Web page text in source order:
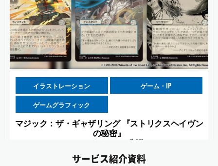
イラストレーション
ゲーム・IP
ゲームグラフィック
マジック：ザ・ギャザリング 『ストリクスヘイヴン
の秘密』
サービス紹介資料